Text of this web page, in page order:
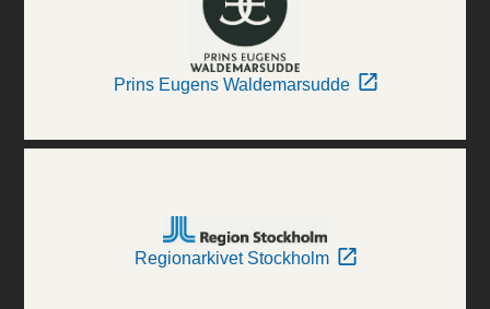
Prins Eugens Waldemarsudde
Regionarkivet Stockholm